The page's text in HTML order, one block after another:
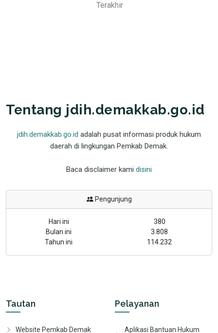
Terakhir
Tentang jdih.demakkab.go.id
jdih.demakkab.go.id adalah pusat informasi produk hukum
daerah di lingkungan Pemkab Demak.
Baca disclaimer kami disini
Pengunjung
Hari ini
380
Bulan ini
3.808
Tahun ini
114.232
Tautan
Website Pemkab Demak
Pelayanan
Aplikasi Bantuan Hukum